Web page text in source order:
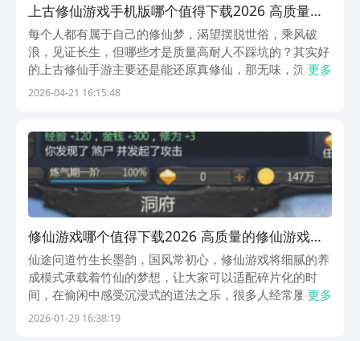
上古修仙游戏手机版哪个值得下载2026 高质量的
上古修仙手游汇总
每个人都有属于自己的修仙梦，渴望摆脱世俗，乘风破
浪，见证长生，但哪些才是质量高耐人不踩坑的？其实好
的上古修仙手游主要还是能还原真修仙，那无味，沉浸式
以及自由图都直接浪漫碎片的时间就能让你爽玩修仙，今
常...
更多
2026-04-21 16:15:48
修仙游戏哪个值得下载2026 高质量的修仙游戏介
绍
仙途问道竹生长墨韵，国风常初心，修仙游戏将细腻的养
成模式承载着竹仙的梦想，让大家可以适配碎片化的时
间，在偷闲中感受沉浸式的道法之乐，很多人经常屡屡踩
坑，不知道怎么才是最有趣的，也怕下载了一下子就感觉
更多
2026-01-29 16:38:19